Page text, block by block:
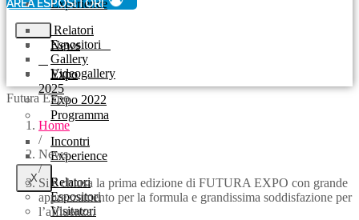
Experience
Relatori
Espositori
Gallery
Videogallery
Expo 2022
X
AREA ESPOSITORI
News
Expo
2025
Programma
Incontri
Experience
Relatori
Espositori
Visitatori
Futura Expo
Home
/
News
/
Si è chiusa la prima edizione di FUTURA EXPO con grande
apprezzamento per la formula e grandissima soddisfazione per
l’affluenza.